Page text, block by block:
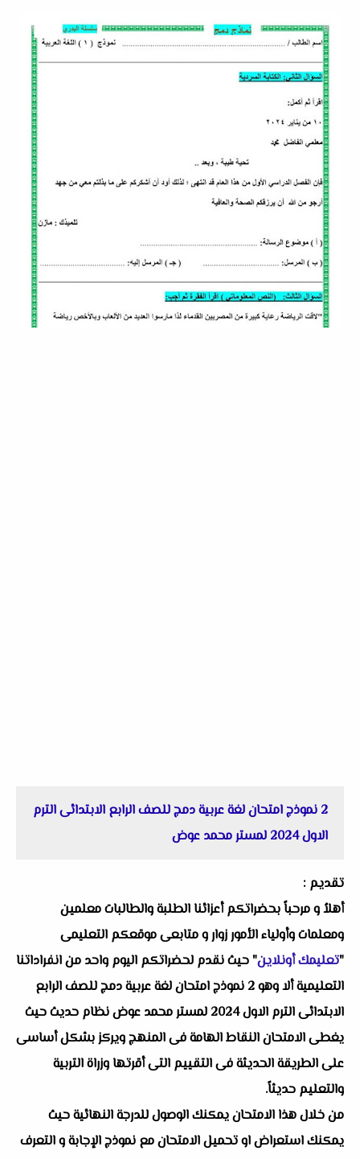
2 نموذج امتحان لغة عربية دمج للصف الرابع الابتدائى الترم
الاول 2024 لمستر محمد عوض
تقديم :
أهلاُ و مرحباً بحضراتكم أعزائنا الطلبة والطالبات معلمين
ومعلمات وأولياء الأمور زوار و متابعى موقعكم التعليمى
"تعليمك أونلاين" حيث نقدم لحضراتكم اليوم واحد من انفراداتنا
التعليمية ألا وهو 2 نموذج امتحان لغة عربية دمج للصف الرابع
الابتدائى الترم الاول 2024 لمستر محمد عوض نظام حديث حيث
يغطى الامتحان النقاط الهامة فى المنهج ويركز بشكل أساسى
على الطريقة الحديثة فى التقييم التى أقرتها وزراة التربية
والتعليم حديثاً.
من خلال هذا الامتحان يمكنك الوصول للدرجة النهائية حيث
يمكنك استعراض او تحميل الامتحان مع نموذج الإجابة و التعرف